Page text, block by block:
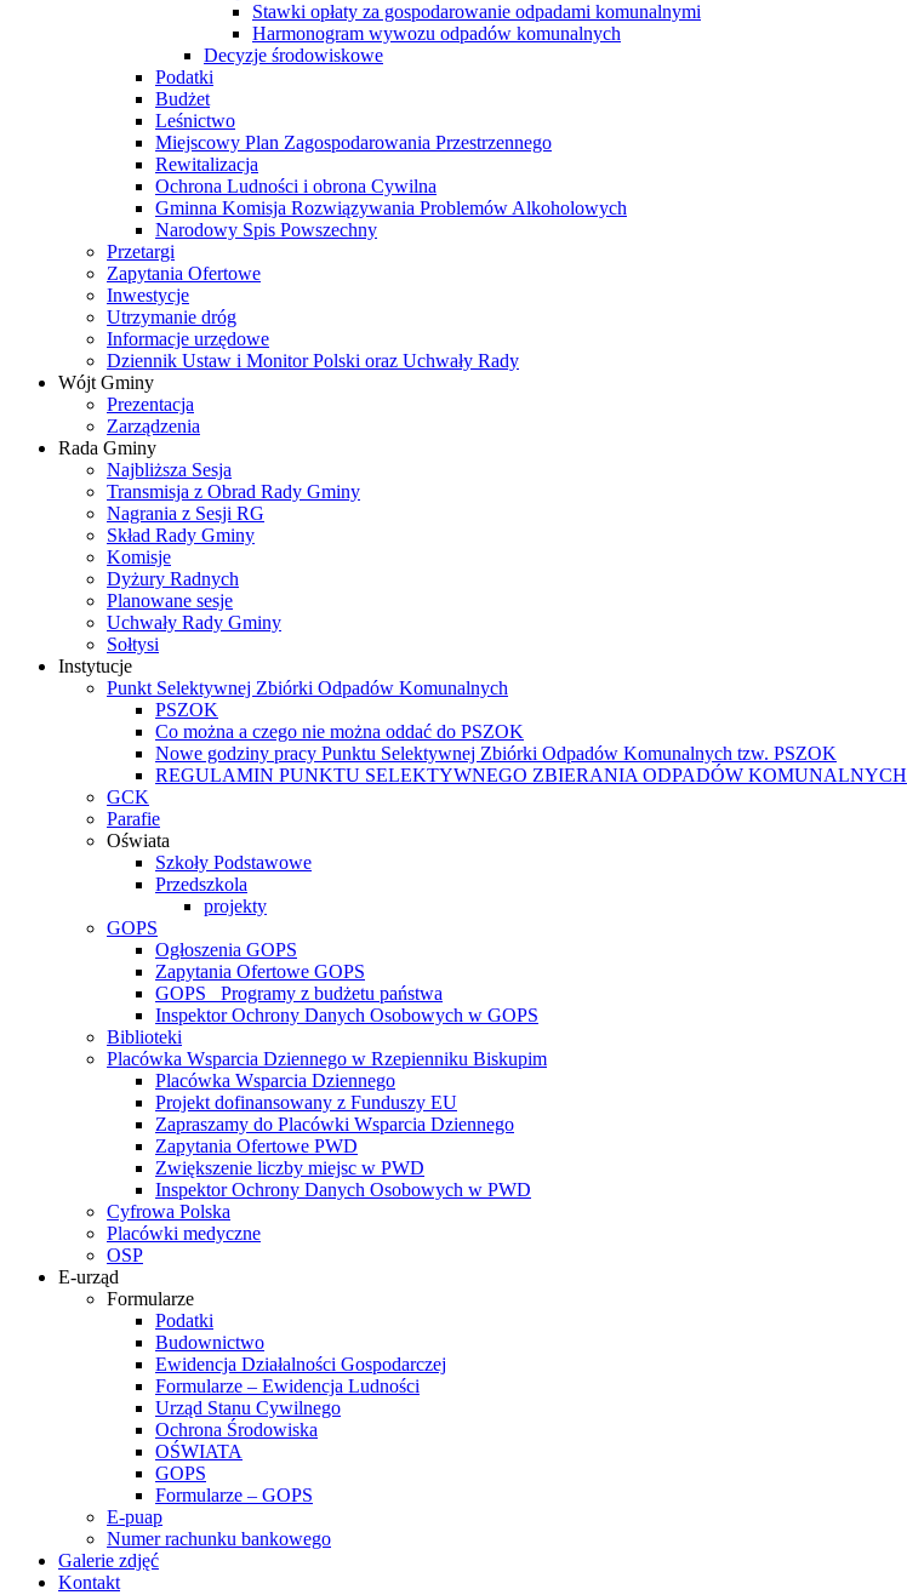
Stawki opłaty za gospodarowanie odpadami komunalnymi
Harmonogram wywozu odpadów komunalnych
Decyzje środowiskowe
Podatki
Budżet
Leśnictwo
Miejscowy Plan Zagospodarowania Przestrzennego
Rewitalizacja
Ochrona Ludności i obrona Cywilna
Gminna Komisja Rozwiązywania Problemów Alkoholowych
Narodowy Spis Powszechny
Przetargi
Zapytania Ofertowe
Inwestycje
Utrzymanie dróg
Informacje urzędowe
Dziennik Ustaw i Monitor Polski oraz Uchwały Rady
Wójt Gminy
Prezentacja
Zarządzenia
Rada Gminy
Najbliższa Sesja
Transmisja z Obrad Rady Gminy
Nagrania z Sesji RG
Skład Rady Gminy
Komisje
Dyżury Radnych
Planowane sesje
Uchwały Rady Gminy
Sołtysi
Instytucje
Punkt Selektywnej Zbiórki Odpadów Komunalnych
PSZOK
Co można a czego nie można oddać do PSZOK
Nowe godziny pracy Punktu Selektywnej Zbiórki Odpadów Komunalnych tzw. PSZOK
REGULAMIN PUNKTU SELEKTYWNEGO ZBIERANIA ODPADÓW KOMUNALNYCH
GCK
Parafie
Oświata
Szkoły Podstawowe
Przedszkola
projekty
GOPS
Ogłoszenia GOPS
Zapytania Ofertowe GOPS
GOPS_ Programy z budżetu państwa
Inspektor Ochrony Danych Osobowych w GOPS
Biblioteki
Placówka Wsparcia Dziennego w Rzepienniku Biskupim
Placówka Wsparcia Dziennego
Projekt dofinansowany z Funduszy EU
Zapraszamy do Placówki Wsparcia Dziennego
Zapytania Ofertowe PWD
Zwiększenie liczby miejsc w PWD
Inspektor Ochrony Danych Osobowych w PWD
Cyfrowa Polska
Placówki medyczne
OSP
E-urząd
Formularze
Podatki
Budownictwo
Ewidencja Działalności Gospodarczej
Formularze – Ewidencja Ludności
Urząd Stanu Cywilnego
Ochrona Środowiska
OŚWIATA
GOPS
Formularze – GOPS
E-puap
Numer rachunku bankowego
Galerie zdjęć
Kontakt